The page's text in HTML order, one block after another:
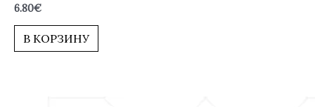
Оценка
0
из
6.80€
В КОРЗИНУ